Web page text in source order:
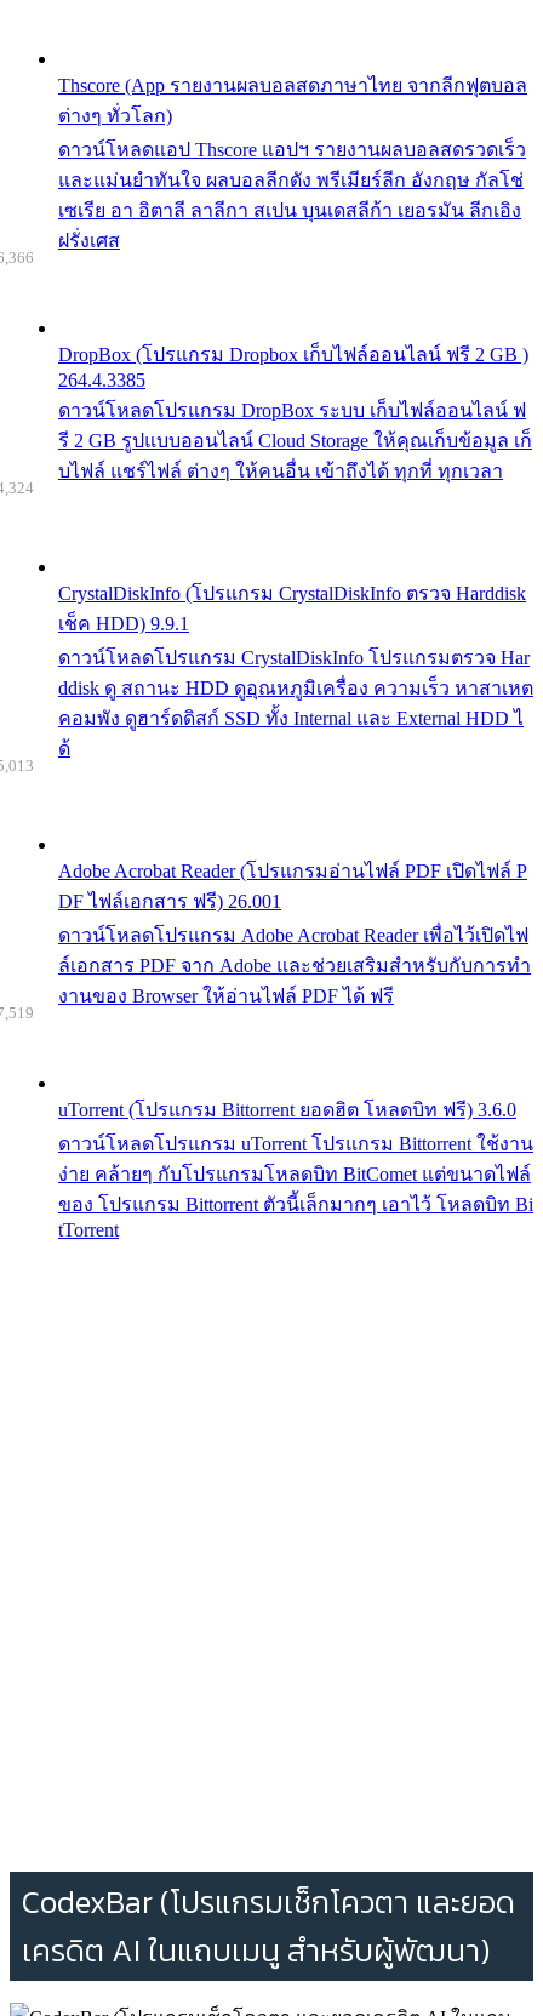
Thscore (App รายงานผลบอลสดภาษาไทย จากลีกฟุตบอล
ต่างๆ ทั่วโลก)
ดาวน์โหลดแอป Thscore แอปฯ รายงานผลบอลสดรวดเร็ว
และแม่นยำทันใจ ผลบอลลีกดัง พรีเมียร์ลีก อังกฤษ กัลโช่
เซเรีย อา อิตาลี ลาลีกา สเปน บุนเดสลีก้า เยอรมัน ลีกเอิง
ฝรั่งเศส
DropBox (โปรแกรม Dropbox เก็บไฟล์ออนไลน์ ฟรี 2 GB )
264.4.3385
ดาวน์โหลดโปรแกรม DropBox ระบบ เก็บไฟล์ออนไลน์ ฟ
รี 2 GB รูปแบบออนไลน์ Cloud Storage ให้คุณเก็บข้อมูล เก็
บไฟล์ แชร์ไฟล์ ต่างๆ ให้คนอื่น เข้าถึงได้ ทุกที่ ทุกเวลา
CrystalDiskInfo (โปรแกรม CrystalDiskInfo ตรวจ Harddisk
เช็ค HDD) 9.9.1
ดาวน์โหลดโปรแกรม CrystalDiskInfo โปรแกรมตรวจ Har
ddisk ดู สถานะ HDD ดูอุณหภูมิเครื่อง ความเร็ว หาสาเหต
คอมพัง ดูฮาร์ดดิสก์ SSD ทั้ง Internal และ External HDD ไ
ด้
Adobe Acrobat Reader (โปรแกรมอ่านไฟล์ PDF เปิดไฟล์ P
DF ไฟล์เอกสาร ฟรี) 26.001
ดาวน์โหลดโปรแกรม Adobe Acrobat Reader เพื่อไว้เปิดไฟ
ล์เอกสาร PDF จาก Adobe และช่วยเสริมสำหรับกับการทำ
งานของ Browser ให้อ่านไฟล์ PDF ได้ ฟรี
uTorrent (โปรแกรม Bittorrent ยอดฮิต โหลดบิท ฟรี) 3.6.0
ดาวน์โหลดโปรแกรม uTorrent โปรแกรม Bittorrent ใช้งาน
ง่าย คล้ายๆ กับโปรแกรมโหลดบิท BitComet แต่ขนาดไฟล์
ของ โปรแกรม Bittorrent ตัวนี้เล็กมากๆ เอาไว้ โหลดบิท Bi
tTorrent
CodexBar (โปรแกรมเช็กโควตา และยอด
เครดิต AI ในแถบเมนู สำหรับผู้พัฒนา)